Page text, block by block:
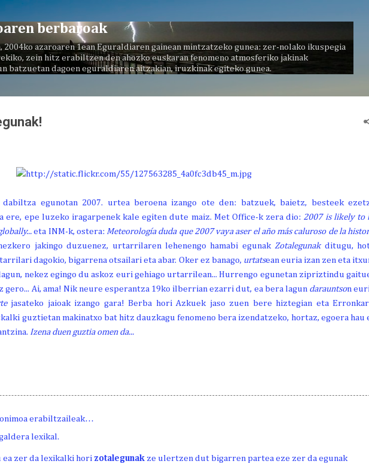
berbaroak
2004ko azaroaren 1ean Eguraldiaren gainean mintzatzeko gunea: zer-nolako ikuspegia
zein hitz erabiltzen den ahozko euskaran fenomeno atmosferiko jakinak
batzuetan dagoen eguraldiaren aitzakian, iruzkinak egiteko gunea.
egunotan 2007. urtea beroena izango ote den: batzuek, baietz, besteek
ere, epe luzeko iragarpenek kale egiten dute maiz. Met Office-k zera dio: 2007 is likely to
eta INM-k, ostera: Meteorología duda que 2007 vaya aser el año más caluroso de la
jakingo duzuenez, urtarrilaren lehenengo hamabi egunak Zotalegunakditugu,
dagokio, bigarrena otsailari eta abar. Oker ez banago, urtatsean euria izan zen eta
nekez egingo du askoz euri gehiago urtarrilean... Hurrengo egunetan zipriztindu
Ai, ama! Nik neure esperantza 19ko ilberrian ezarri dut, ea bera lagun darauntson
jasateko jaioak izango gara! Berba hori Azkuek jaso zuen bere hiztegian eta
guztietan makinatxo bat hitz dauzkagu fenomeno bera izendatzeko, hortaz, egoera hau
Izena duen guztia omen da...
erabiltzaileak…
lexikal.
zer da lexikalki hori zotalegunak ze ulertzen dut bigarren partea eze zer da egunak